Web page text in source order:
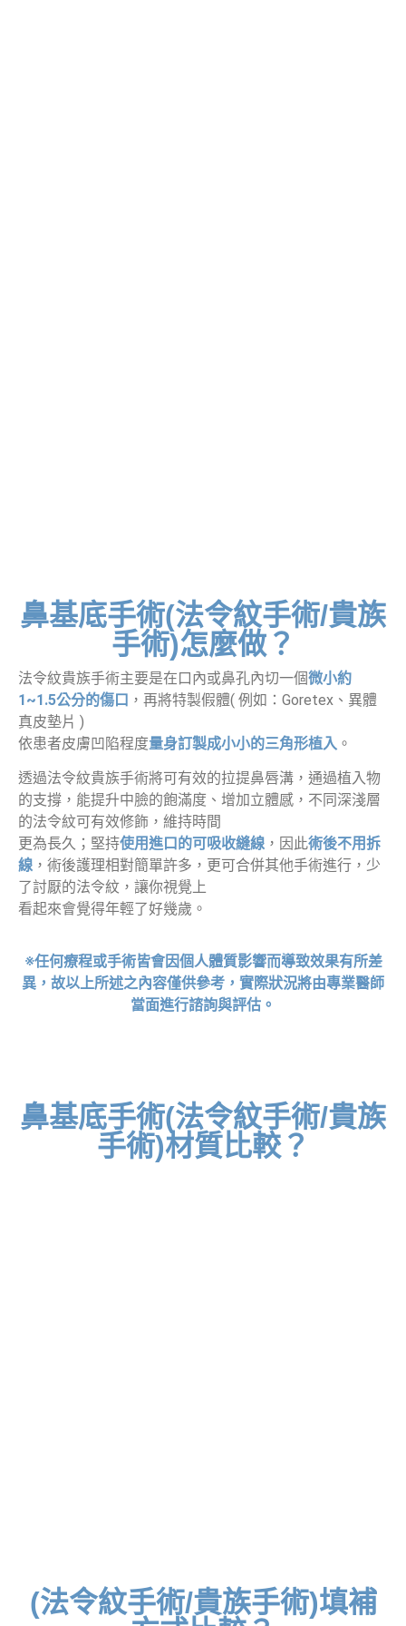
鼻基底手術(法令紋手術/貴族
手術)怎麼做？
法令紋貴族手術主要是在口內或鼻孔內切一個微小約
1~1.5公分的傷口 ，再將特製假體( 例如：Goretex、異體
真皮墊片 )
依患者皮膚凹陷程度量身訂製成小小的三角形植入 。
透過法令紋貴族手術將可有效的拉提鼻唇溝，通過植入物
的支撐，能提升中臉的飽滿度、增加立體感，不同深淺層
的法令紋可有效修飾，維持時間
更為長久；堅持使用進口的可吸收縫線 ，因此術後不用拆
線 ，術後護理相對簡單許多，更可合併其他手術進行，少
了討厭的法令紋，讓你視覺上
看起來會覺得年輕了好幾歲。
※任何療程或手術皆會因個人體質影響而導致效果有所差
異，故以上所述之內容僅供參考，實際狀況將由專業醫師
當面進行諮詢與評估。
鼻基底手術(法令紋手術/貴族
手術)材質比較？
(法令紋手術/貴族手術)填補